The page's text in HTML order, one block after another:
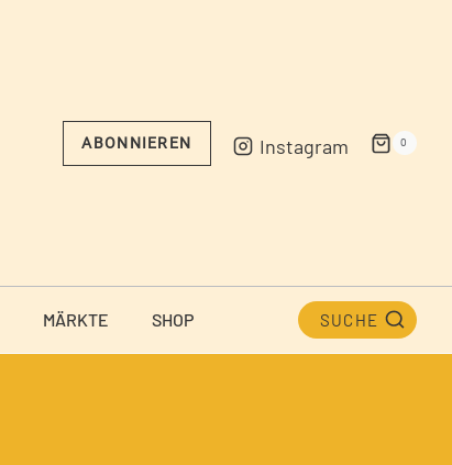
ABONNIEREN Instagram 0
MÄRKTE SHOP SUCHE